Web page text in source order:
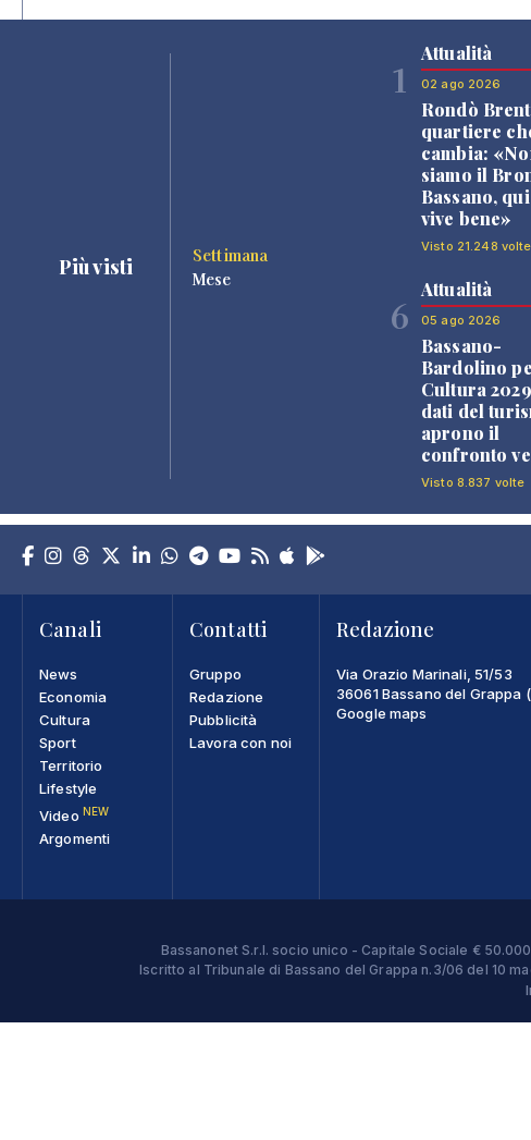
Più visti
Settimana
Mese
1
Attualità
02 ago 2026
Rondò
quartiere
cambia:
siamo il
Bassano,
vive bene»
Visto 21.248 volte
6
Attualità
05 ago 2026
Bassano-
Bardolino
Cultura
dati del
aprono il
confronto
Visto 8.837 volte
Canali
News
Economia
Cultura
Sport
Territorio
Lifestyle
Video NEW
Argomenti
Contatti
Gruppo
Redazione
Pubblicità
Lavora con noi
Redazione
Via Orazio Marinali, 51/53
36061 Bassano del Grappa
Google maps
Bassanonet S.r.l. socio unico - Capitale Sociale €
Iscritto al Tribunale di Bassano del Grappa n.3/06 del 10